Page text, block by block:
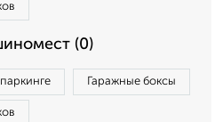
(0)
Гаражные боксы